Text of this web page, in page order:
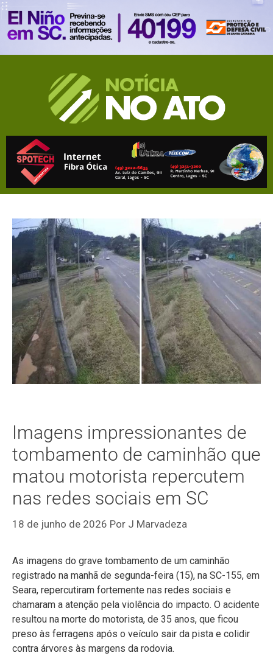
Imagens impressionantes de
tombamento de caminhão que
matou motorista repercutem
nas redes sociais em SC
18 de junho de 2026 Por J Marvadeza
As imagens do grave tombamento de um caminhão
registrado na manhã de segunda-feira (15), na SC-155, em
Seara, repercutiram fortemente nas redes sociais e
chamaram a atenção pela violência do impacto. O acidente
resultou na morte do motorista, de 35 anos, que ficou
preso às ferragens após o veículo sair da pista e colidir
contra árvores às margens da rodovia.